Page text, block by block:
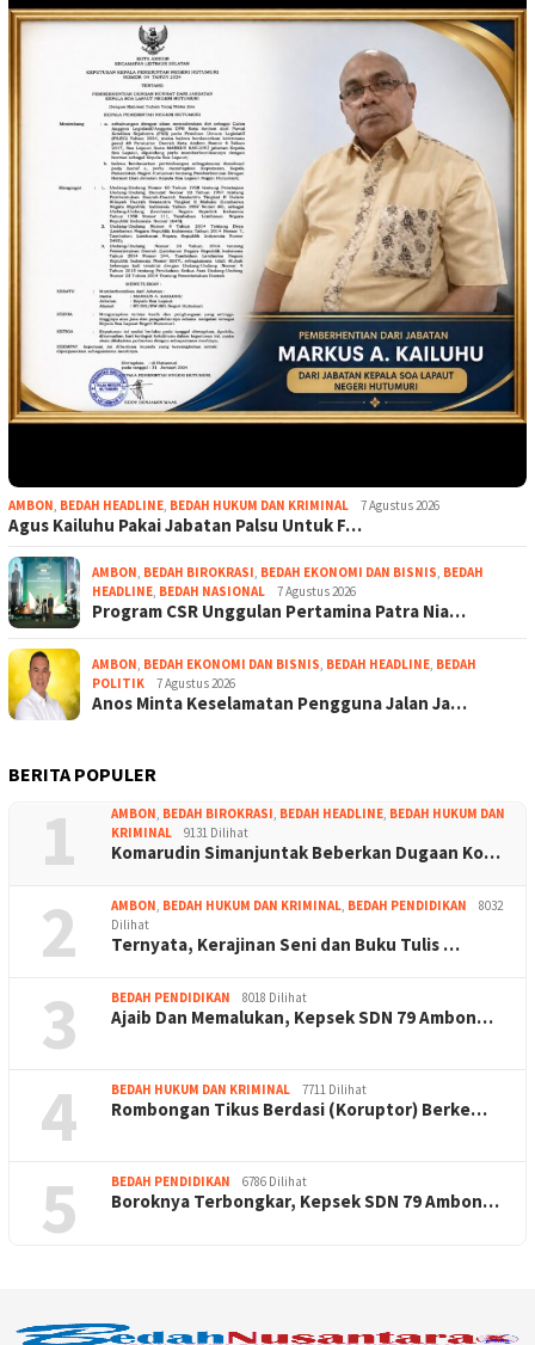
AMBON BEDAH HEADLINE BEDAH HUKUM DAN KRIMINAL 7 Agustus 2026
Agus Kailuhu Pakai Jabatan Palsu Untuk F…
AMBON BEDAH BIROKRASI BEDAH EKONOMI DAN BISNIS BEDAH
HEADLINE BEDAH NASIONAL 7 Agustus 2026
Program CSR Unggulan Pertamina Patra Nia…
AMBON BEDAH EKONOMI DAN BISNIS BEDAH HEADLINE BEDAH
POLITIK
7 Agustus 2026
Anos Minta Keselamatan Pengguna Jalan Ja…
BERITA POPULER
1 AMBON BEDAH BIROKRASI BEDAH HEADLINE BEDAH HUKUM DAN
KRIMINAL
9131 Dilihat
Komarudin Simanjuntak Beberkan Dugaan Ko…
2 AMBON BEDAH HUKUM DAN KRIMINAL BEDAH PENDIDIKAN
8032
Dilihat
Ternyata, Kerajinan Seni dan Buku Tulis …
3 BEDAH PENDIDIKAN 8018 Dilihat
Ajaib Dan Memalukan, Kepsek SDN 79 Ambon…
4 BEDAH HUKUM DAN KRIMINAL 7711 Dilihat
Rombongan Tikus Berdasi (Koruptor) Berke…
5 BEDAH PENDIDIKAN 6786 Dilihat
Boroknya Terbongkar, Kepsek SDN 79 Ambon…